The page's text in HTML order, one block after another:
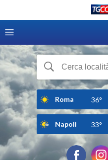
Roma 36°
Napoli 33°